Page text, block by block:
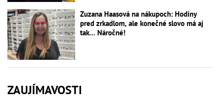
Zuzana Haasová na nákupoch: Hodiny
pred zrkadlom, ale konečné slovo má aj
tak... Náročné!
ZAUJÍMAVOSTI